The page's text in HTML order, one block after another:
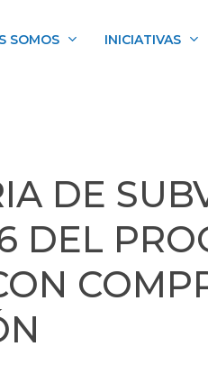
SOMOS INICIATIVAS
DE
DEL